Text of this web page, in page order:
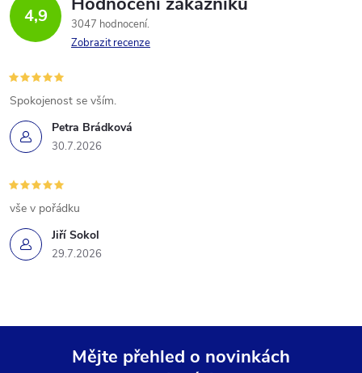
4,9
3047 hodnocení
Zobrazit recenze
Petra Brádková
30.7.2026
Spokojenost se vším.
Jiří Sokol
29.7.2026
vše v pořádku
Mějte přehled o novinkách